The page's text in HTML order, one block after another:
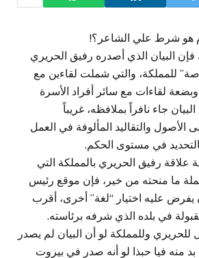
هو شرط علي الشاعر؟!
فإن البيان الذي أصدره رفيق الحريري
للمملكة، والتي شملت لقاءين مع
لقاءات مع سائر أفراد الأسرة
جاء نافراً بملافظه، غريباً
الأصول والتقاليد المألوفة في العمل
في مستوى الحكم.
علاقة رفيق الحريري بالمملكة التي
ما منحته من خير، فإن موقع رئيس
يفرض عليه اختيار “لغة” أخرى، أقرب
في بلده الذي شرفه برئاسته.
وللمملكة لو أن البيان لم يصدر
بد منه فيا حبذا لو أنه صدر في بيروت